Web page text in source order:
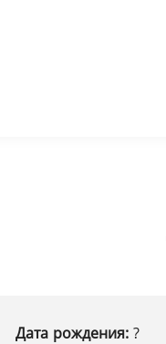
Дата рождения: ?